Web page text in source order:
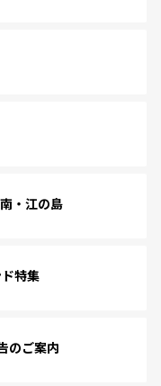
・江の島
特集
のご案内